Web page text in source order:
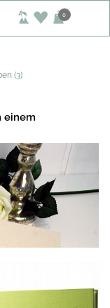
0
(3)
einem